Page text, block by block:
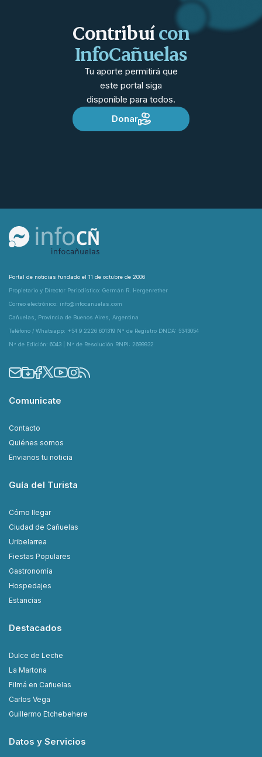
Contribuícon
InfoCañuelas
Tu aporte permitirá que
este portal siga
disponible para todos.
Donar
Portal de noticias fundado el 11 de octubre de 2006
Propietario y Director Periodístico: Germán R. Hergenrether
Correo electrónico: info@infocanuelas.com
Cañuelas, Provincia de Buenos Aires, Argentina
Teléfono / Whatsapp: +54 9 2226 601319 N° de Registro DNDA: 5343054
N° de Edición: 6043 | N° de Resolución RNPI: 2699932
Comunicate
Contacto
Quiénes somos
Envianos tu noticia
Guía del Turista
Cómo llegar
Ciudad de Cañuelas
Uribelarrea
Fiestas Populares
Gastronomía
Hospedajes
Estancias
Destacados
Dulce de Leche
La Martona
Filmá en Cañuelas
Carlos Vega
Guillermo Etchebehere
Datos y Servicios